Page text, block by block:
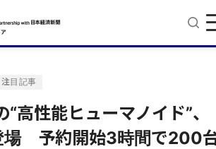
注目記事
高性能ヒューマノイド”、
場 予約開始3時間で200